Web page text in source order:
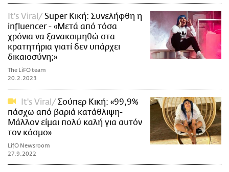
It's Viral
Super Κική: Συνελήφθη η
influencer - «Μετά από τόσα
χρόνια να ξανακοιμηθώ στα
κρατητήρια γιατί δεν υπάρχει
δικαιοσύνη;»
The LiFO team
20.2.2023
It's Viral
Σούπερ Κική: «99,9%
πάσχω από βαριά κατάθλιψη-
Μάλλον είμαι πολύ καλή για αυτόν
τον κόσμο»
LifO Newsroom
27.9.2022